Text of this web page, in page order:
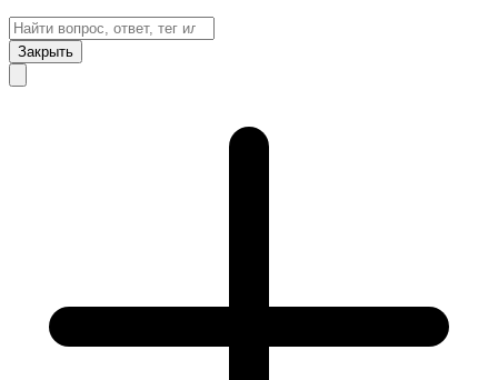
Закрыть